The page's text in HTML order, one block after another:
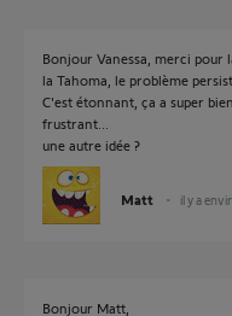
Bonjour Vanessa, merci pour
la Tahoma, le problème
C'est étonnant, ça a super
frustrant...
une autre idée ?
Matt il y a
Bonjour Matt,